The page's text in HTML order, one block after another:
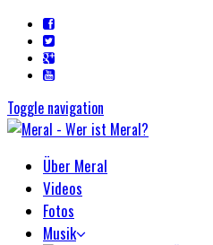
Toggle navigation
Über Meral
Videos
Fotos
Musik